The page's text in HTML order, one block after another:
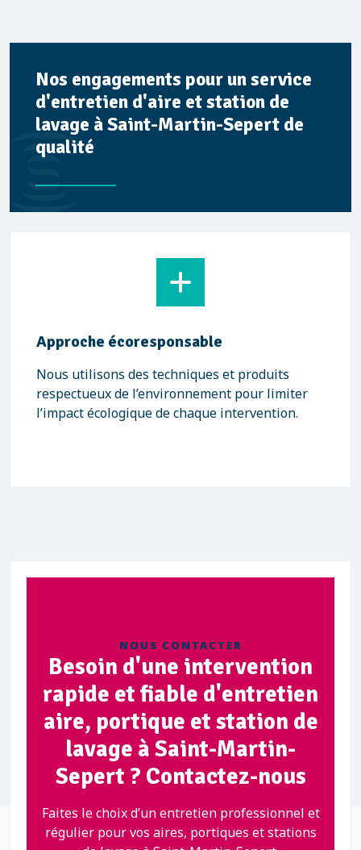
Nos engagements pour un service
d'entretien d'aire et station de
lavage à Saint-Martin-Sepert de
qualité
Approche écoresponsable
Nous utilisons des techniques et produits
respectueux de l’environnement pour limiter
l’impact écologique de chaque intervention.
NOUS CONTACTER
Besoin d'une intervention
rapide et fiable d'entretien
aire, portique et station de
lavage à Saint-Martin-
Sepert ? Contactez-nous
Faites le choix d’un entretien professionnel et
régulier pour vos aires, portiques et stations